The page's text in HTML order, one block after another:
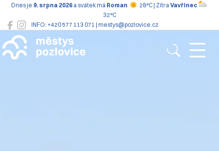
INFO: +420 577 113 071 | mestys@pozlovice.cz
Dnes je 9. srpna 2026 a svátek má Roman 28°C | Zítra Vavřinec
32°C
Pozlovice